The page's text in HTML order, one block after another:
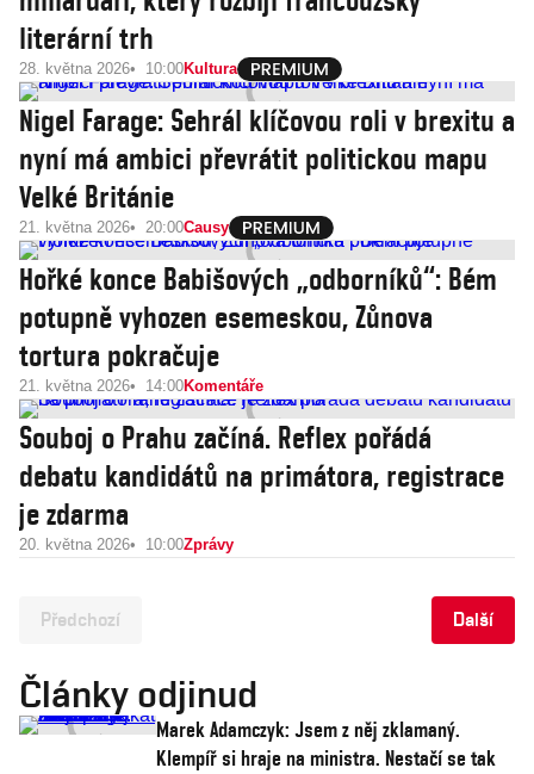
literární trh
28. května 2026 10:00Kultura
Nigel Farage: Sehrál klíčovou roli v brexitu a
nyní má ambici převrátit politickou mapu
Velké Británie
21. května 2026 20:00Causy
Hořké konce Babišových „odborníků“: Bém
potupně vyhozen esemeskou, Zůnova
tortura pokračuje
21. května 2026 14:00Komentáře
Souboj o Prahu začíná. Reflex pořádá
debatu kandidátů na primátora, registrace
je zdarma
20. května 2026 10:00Zprávy
Předchozí Další
Články odjinud
Marek Adamczyk: Jsem z něj zklamaný.
Klempíř si hraje na ministra. Nestačí se tak